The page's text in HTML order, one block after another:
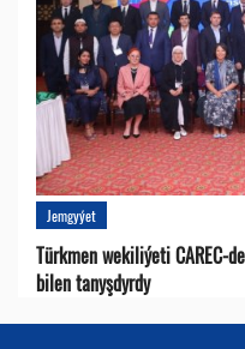
Jemgyýet
Türkmen wekiliýeti CAREC-
bilen tanyşdyrdy